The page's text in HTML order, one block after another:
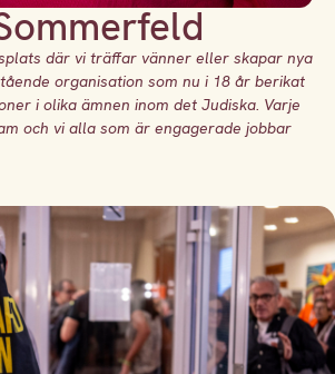
där vi träffar vänner eller skapar nya
organisation som nu i 18 år berikat
i olika ämnen inom det Judiska. Varje
och vi alla som är engagerade jobbar